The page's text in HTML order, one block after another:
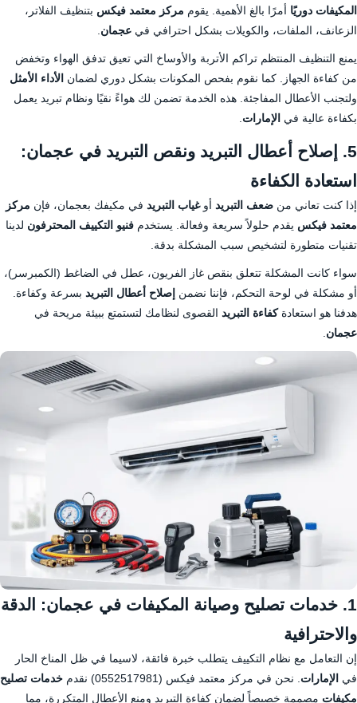
المكيفات دوريًا أمرًا بالغ الأهمية. يقوم مركز معتمد فيكس بتنظيف الفلاتر،
الزعانف، الملفات، والكويلات بشكل احترافي في عجمان.
يمنع التنظيف المنتظم تراكم الأتربة والأوساخ التي تعيق تدفق الهواء وتخفض
من كفاءة الجهاز. كما نقوم بفحص المكونات بشكل دوري لضمان الأداء الأمثل
ولتجنب الأعطال المفاجئة. هذه الخدمة تضمن لك هواءً نقيًا ونظام تبريد يعمل
بكفاءة عالية في الإمارات.
5. إصلاح أعطال التبريد ونقص التبريد في عجمان:
استعادة الكفاءة
إذا كنت تعاني من ضعف التبريد أوغياب التبريد في مكيفك بعجمان، فإن مركز
معتمد فيكس يقدم حلولاً سريعة وفعالة. يستخدم فنيو التكييف المحترفون لدينا
تقنيات متطورة لتشخيص سبب المشكلة بدقة.
سواء كانت المشكلة تتعلق بنقص غاز الفريون، عطل في الضاغط (الكمبرسر)،
أو مشكلة في لوحة التحكم، فإننا نضمن إصلاح أعطال التبريد بسرعة وكفاءة.
هدفنا هو استعادةكفاءة التبريد القصوى لنظامك لتستمتع ببيئة مريحة في
عجمان.
1. خدمات تصليح وصيانة المكيفات في عجمان: الدقة
والاحترافية
إن التعامل مع نظام التكييف يتطلب خبرة فائقة، لاسيما في ظل المناخ الحار
في الإمارات . نحن في مركز معتمد فيكس (0552517981) نقدم
خدمات تصليح
مكيفات مصممة خصيصاً لضمان كفاءة التبريد ومنع الأعطال المتكررة، مما